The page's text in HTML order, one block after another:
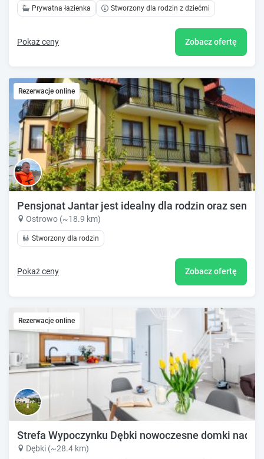
Prywatna łazienka Stworzony dla rodzin z dziećmi
Pokaż ceny Zobacz ofertę
Rezerwacje online
Pensjonat Jantar jest idealny dla rodzin oraz
Ostrowo (~18.9 km)
Stworzony dla rodzin
Pokaż ceny Zobacz ofertę
Rezerwacje online
Strefa Wypoczynku Dębki nowoczesne domki nad
Dębki (~28.4 km)